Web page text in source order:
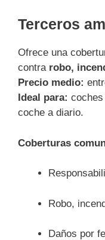
Terceros
Ofrece una
contra robo,
Precio medio:
Ideal para:
coche a diario.
Coberturas
Robo,
Daños por